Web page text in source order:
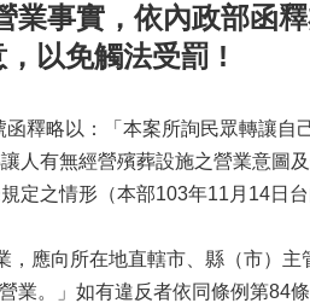
業事實，依內政部函
以免觸法受罰 !
略以：「本案所詢民眾轉讓自
人有無經營殯葬設施之營業意圖
定之情形（本部103年11月14日
應向所在地直轄市、縣（市）主
業。」如有違反者依同條例第84